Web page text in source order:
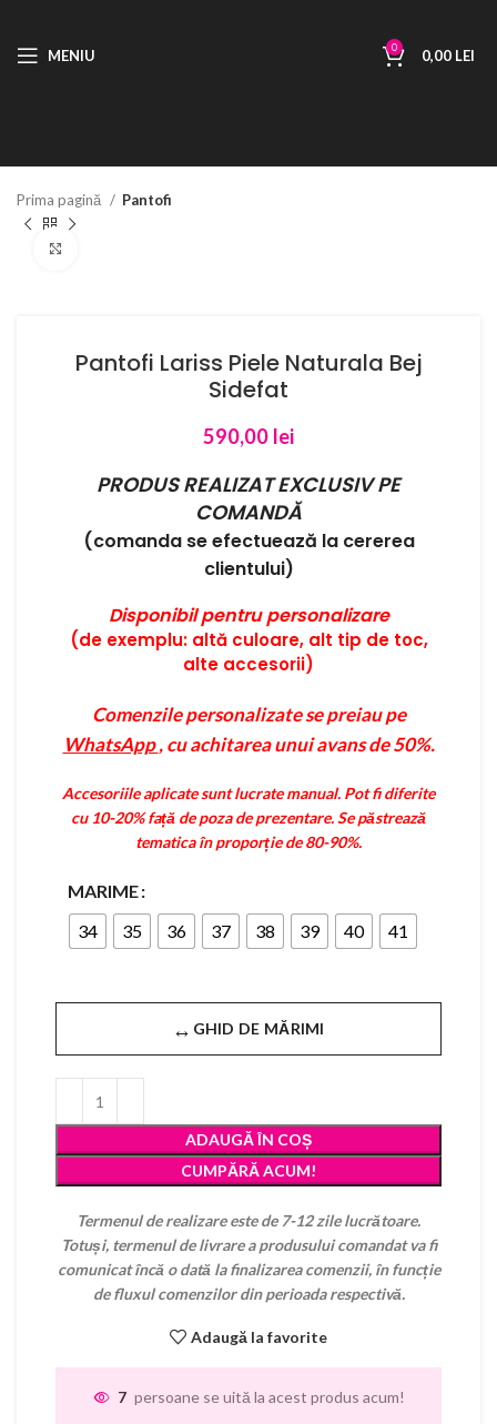
MENIU 0 0,00 LEI
Prima pagină Pantofi
Pantofi Lariss Piele Naturala Bej
Sidefat
590,00 lei
PRODUS REALIZAT EXCLUSIV PE
COMANDĂ
(comanda se efectuează la cererea
clientului)
Disponibil pentru personalizare
(de exemplu: altă culoare, alt tip de toc,
alte accesorii)
Comenzile personalizate se preiau pe
WhatsApp, cu achitarea unui avans de 50%.
Accesoriile aplicate sunt lucrate manual. Pot fi diferite
cu 10-20% față de poza de prezentare. Se păstrează
tematica în proporție de 80-90%.
MARIME
34
35 36 37 38 39 40 41
↔ GHID DE MĂRIMI
ADAUGĂ ÎN COȘ
CUMPĂRĂ ACUM!
Termenul de realizare este de 7-12 zile lucrătoare.
Totuși, termenul de livrare a produsului comandat va fi
comunicat încă o dată la finalizarea comenzii, în funcție
de fluxul comenzilor din perioada respectivă.
Adaugă la favorite
7 persoane se uită la acest produs acum!